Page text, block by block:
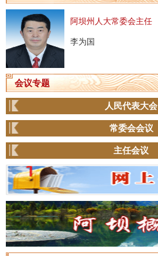
阿坝州人大常委会主任
李为国
会议专题
人民代表大会
常委会会议
主任会议